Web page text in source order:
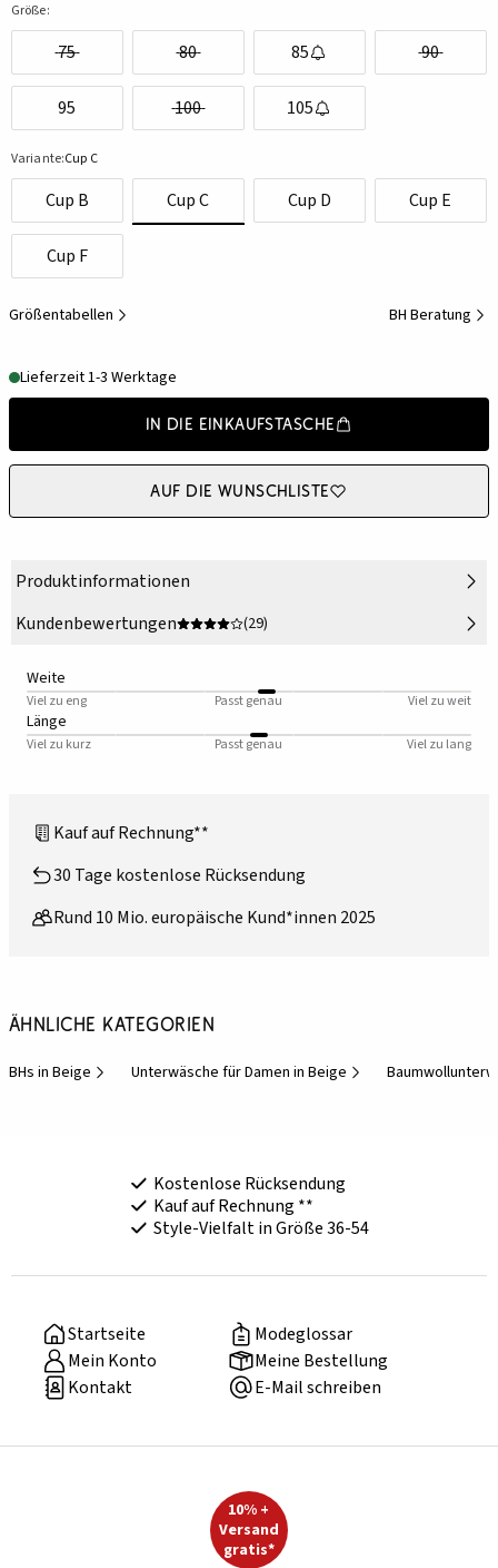
Größe:
75 80 85 90
95 100 105
Variante:Cup C
Cup B Cup C Cup D Cup E
Cup F
Größentabellen BH Beratung
Lieferzeit 1-3 Werktage
In die Einkaufstasche
Auf die Wunschliste
Produktinformationen
Kundenbewertungen
(29)
Weite
Viel zu eng Passt genau Viel zu weit
Länge
Viel zu kurz Passt genau Viel zu lang
Kauf auf Rechnung**
30 Tage kostenlose Rücksendung
Rund 10 Mio. europäische Kund*innen 2025
Ähnliche Kategorien
BHs in Beige Unterwäsche für Damen in Beige
Kostenlose Rücksendung
Kauf auf Rechnung **
Style-Vielfalt in Größe 36-54
Startseite
Modeglossar
Mein Konto
Meine Bestellung
Kontakt
E-Mail schreiben
10% +
Versand
gratis*